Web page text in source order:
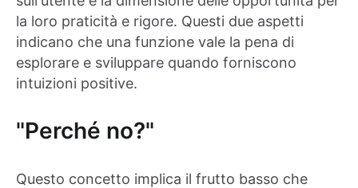
la loro praticità e rigore. Questi due aspetti
indicano che una funzione vale la pena di
esplorare e sviluppare quando forniscono
intuizioni positive.
"Perché no?"
Questo concetto implica il frutto basso che